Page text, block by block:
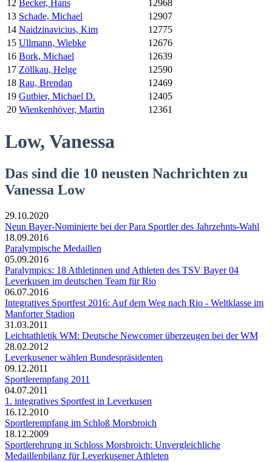
12 Becker, Hans
12968
13 Schade, Michael
12907
14 Naidzinavicius, Kim
12775
15 Ullmann, Wiebke
12676
16 Bork, Michael
12639
17 Zöllkau, Helge
12590
18 Rau, Brendan
12469
19 Gutbier, Michael D.
12405
20 Wienkenhöver, Martin 12361
Low, Vanessa
Das sind die 10 neusten Nachrichten zu
Vanessa Low
29.10.2020
Neun Bayer-Nominierte bei der Para Sportler des Jahrzehnts-Wahl
18.09.2016
Paralympische Medaillen
05.09.2016
Paralympics: 18 Athletinnen und Athleten des TSV Bayer 04
Leverkusen im deutschen Team für Rio
06.07.2016
Integratives Sportfest 2016: Auf dem Weg nach Rio - Weltklasse im
Manforter Stadion
31.03.2011
Leichtathletik WM: Deutsche Newcomer überzeugen bei der WM
28.02.2012
Leverkusener wählen Bundespräsidenten
09.12.2011
Sportlerempfang 2011
04.07.2011
1. integratives Sportfest in Leverkusen
16.12.2010
Sportlerempfang im Schloß Morsbroich
18.12.2009
Sportlerehrung in Schloss Morsbroich: Unvergleichliche
Medaillenbilanz für Leverkusener Athleten